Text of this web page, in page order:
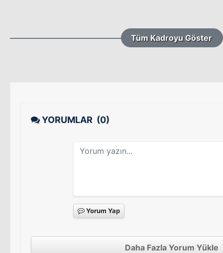
Tüm Kadroyu Göster
YORUMLAR (0)
Yorum Yap
Daha Fazla Yorum Yükle